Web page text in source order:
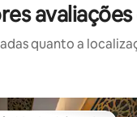
quanto a